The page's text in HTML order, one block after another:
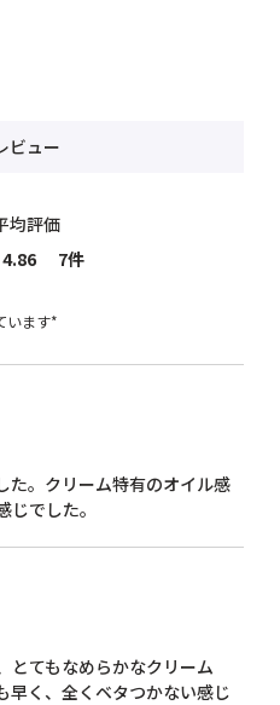
ビュー
4.86 7
います*
た。クリーム特有のオイル感
とてもなめらかなクリーム
早く、全くベタつかない感じ